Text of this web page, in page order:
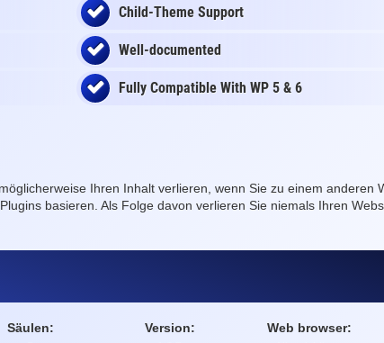
Child-Theme Support
Well-documented
Fully Compatible With WP 5 & 6
Ihren Inhalt verlieren, wenn Sie zu einem
basieren. Als Folge davon verlieren Sie niemals Ihren
Säulen: Version: Web browser: